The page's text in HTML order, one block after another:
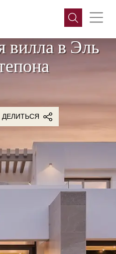
вилла в Эль
ДЕЛИТЬСЯ